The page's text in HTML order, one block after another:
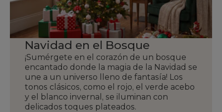
Navidad en el Bosque
¡Sumérgete en el corazón de un bosque
encantado donde la magia de la Navidad se
une a un universo lleno de fantasía! Los
tonos clásicos, como el rojo, el verde acebo
y el blanco invernal, se iluminan con
delicados toques plateados.